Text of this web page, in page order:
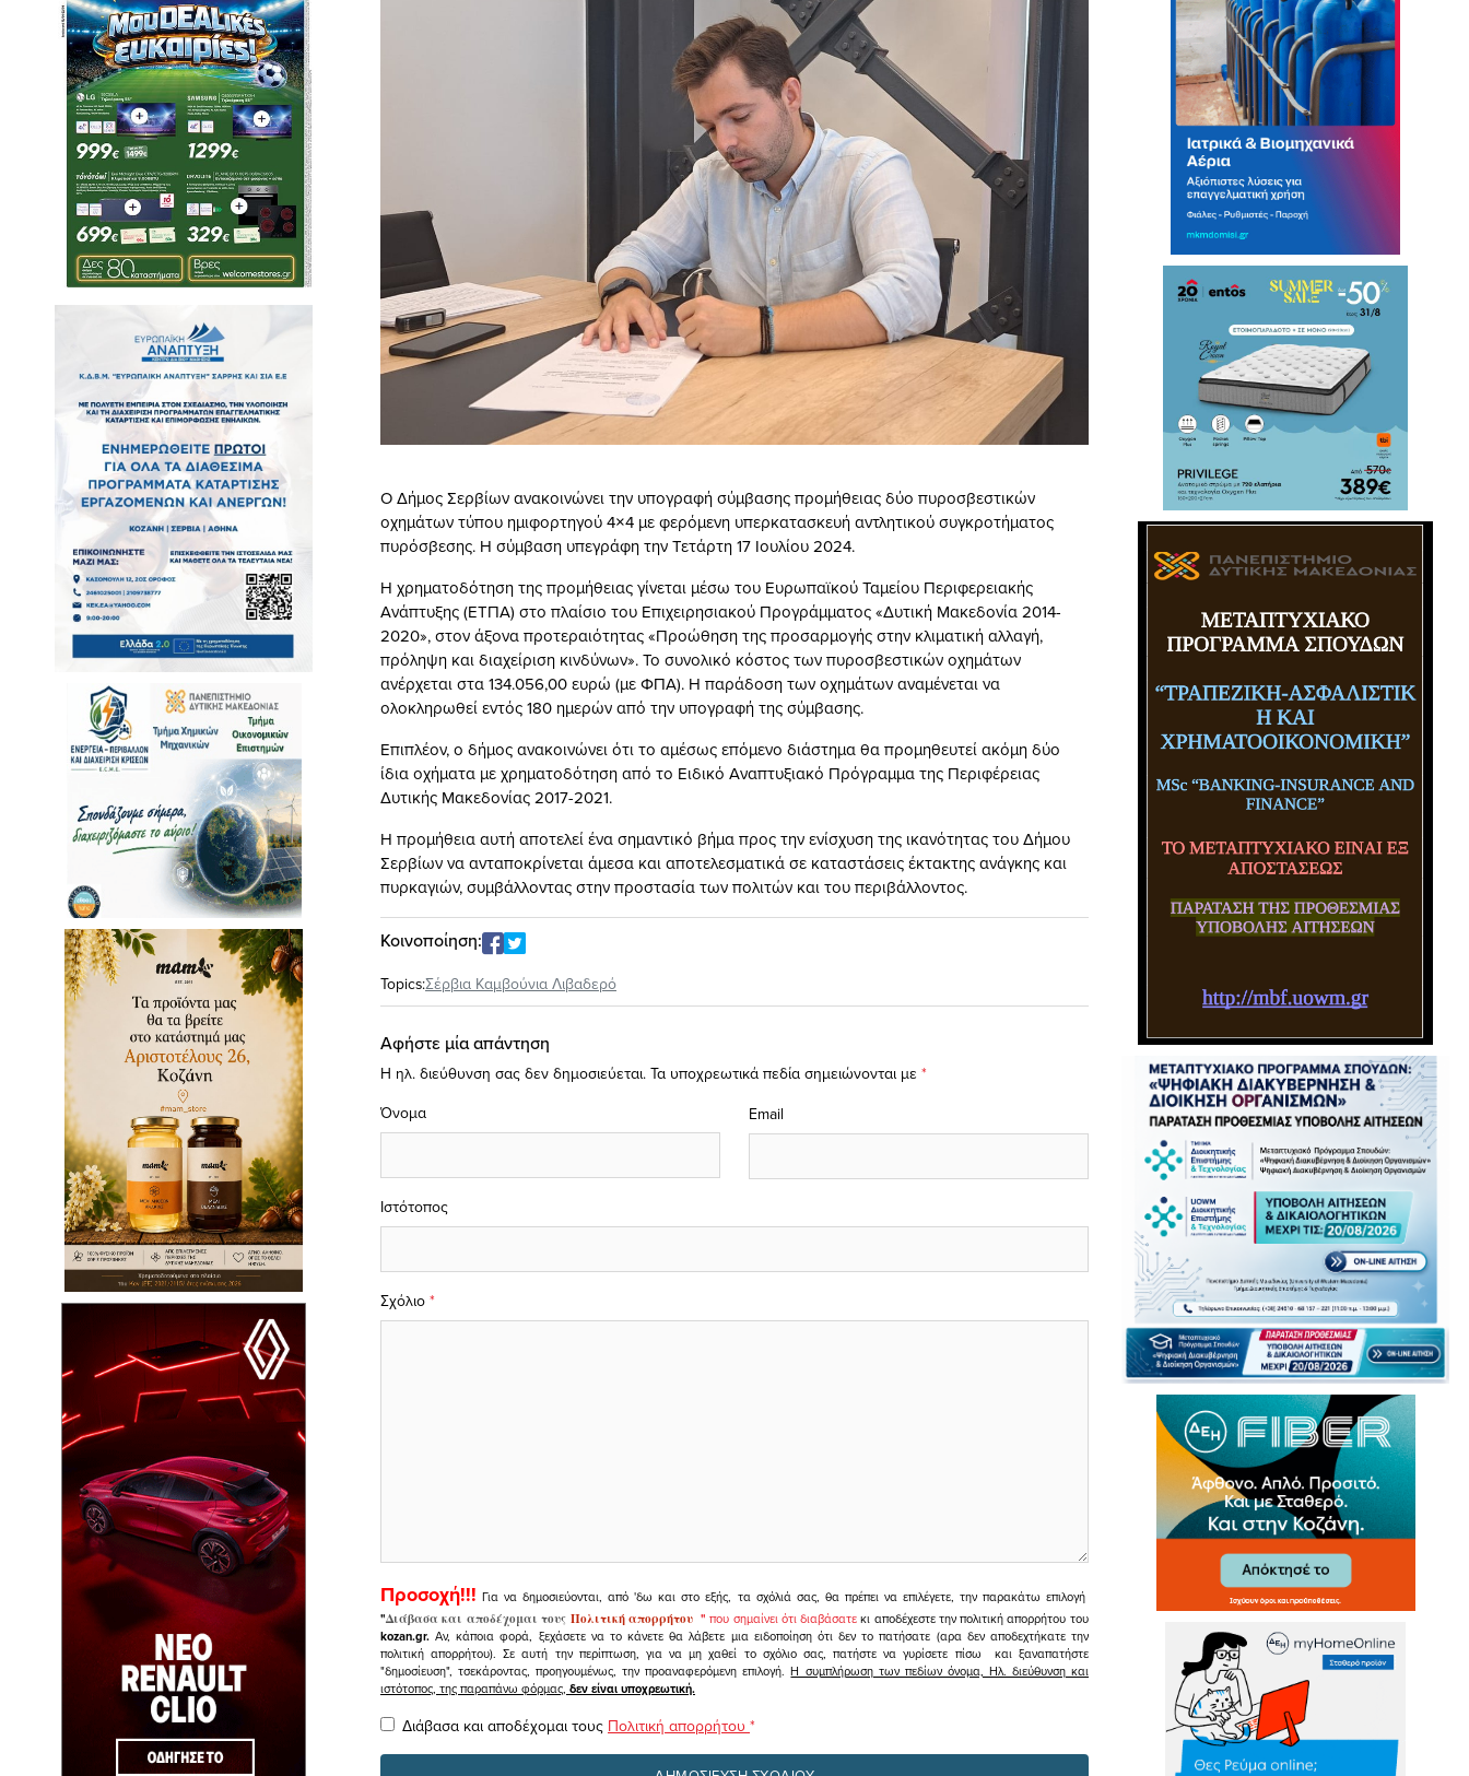
Ο Δήμος Σερβίων ανακοινώνει την υπογραφή σύμβασης προμήθειας δύο πυροσβεστικών
οχημάτων τύπου ημιφορτηγού 4×4 με φερόμενη υπερκατασκευή αντλητικού συγκροτήματος
πυρόσβεσης. Η σύμβαση υπεγράφη την Τετάρτη 17 Ιουλίου 2024.
Η χρηματοδότηση της προμήθειας γίνεται μέσω του Ευρωπαϊκού Ταμείου Περιφερειακής
Ανάπτυξης (ΕΤΠΑ) στο πλαίσιο του Επιχειρησιακού Προγράμματος «Δυτική Μακεδονία 2014-
2020», στον άξονα προτεραιότητας «Προώθηση της προσαρμογής στην κλιματική αλλαγή,
πρόληψη και διαχείριση κινδύνων». Το συνολικό κόστος των πυροσβεστικών οχημάτων
ανέρχεται στα 134.056,00 ευρώ (με ΦΠΑ). Η παράδοση των οχημάτων αναμένεται να
ολοκληρωθεί εντός 180 ημερών από την υπογραφή της σύμβασης.
Επιπλέον, ο δήμος ανακοινώνει ότι το αμέσως επόμενο διάστημα θα προμηθευτεί ακόμη δύο
ίδια οχήματα με χρηματοδότηση από το Ειδικό Αναπτυξιακό Πρόγραμμα της Περιφέρειας
Δυτικής Μακεδονίας 2017-2021.
Η προμήθεια αυτή αποτελεί ένα σημαντικό βήμα προς την ενίσχυση της ικανότητας του Δήμου
Σερβίων να ανταποκρίνεται άμεσα και αποτελεσματικά σε καταστάσεις έκτακτης ανάγκης και
πυρκαγιών, συμβάλλοντας στην προστασία των πολιτών και του περιβάλλοντος.
Κοινοποίηση:
Topics:Σέρβια Καμβούνια Λιβαδερό
Αφήστε μία απάντηση
Η ηλ. διεύθυνση σας δεν δημοσιεύεται. Τα υποχρεωτικά πεδία σημειώνονται με *
Σχόλιο *
Όνομα Email
Ιστότοπος
Προσοχή!!! Για να δημοσιεύονται, από 'δω και στο εξής, τα σχόλιά σας, θα πρέπει να επιλέγετε, την παρακάτω επιλογή
"Διάβασα και αποδέχομαι τουςΠολιτική απορρήτου " που σημαίνει ότι διαβάσατεκι αποδέχεστε την πολιτική απορρήτου του
kozan.gr. Αν, κάποια φορά, ξεχάσετε να το κάνετε θα λάβετε μια ειδοποίηση ότι δεν το πατήσατε (αρα δεν αποδεχτήκατε την
πολιτική απορρήτου). Σε αυτή την περίπτωση, για να μη χαθεί το σχόλιο σας, πατήστε να γυρίσετε πίσω και ξαναπατήστε
"δημοσίευση", τσεκάροντας, προηγουμένως, την προαναφερόμενη επιλογή.Η συμπλήρωση των πεδίων όνομα, Ηλ. διεύθυνση και
ιστότοπος, της παραπάνω φόρμας, δεν είναι υποχρεωτική.
Διάβασα και αποδέχομαι τους Πολιτική απορρήτου *